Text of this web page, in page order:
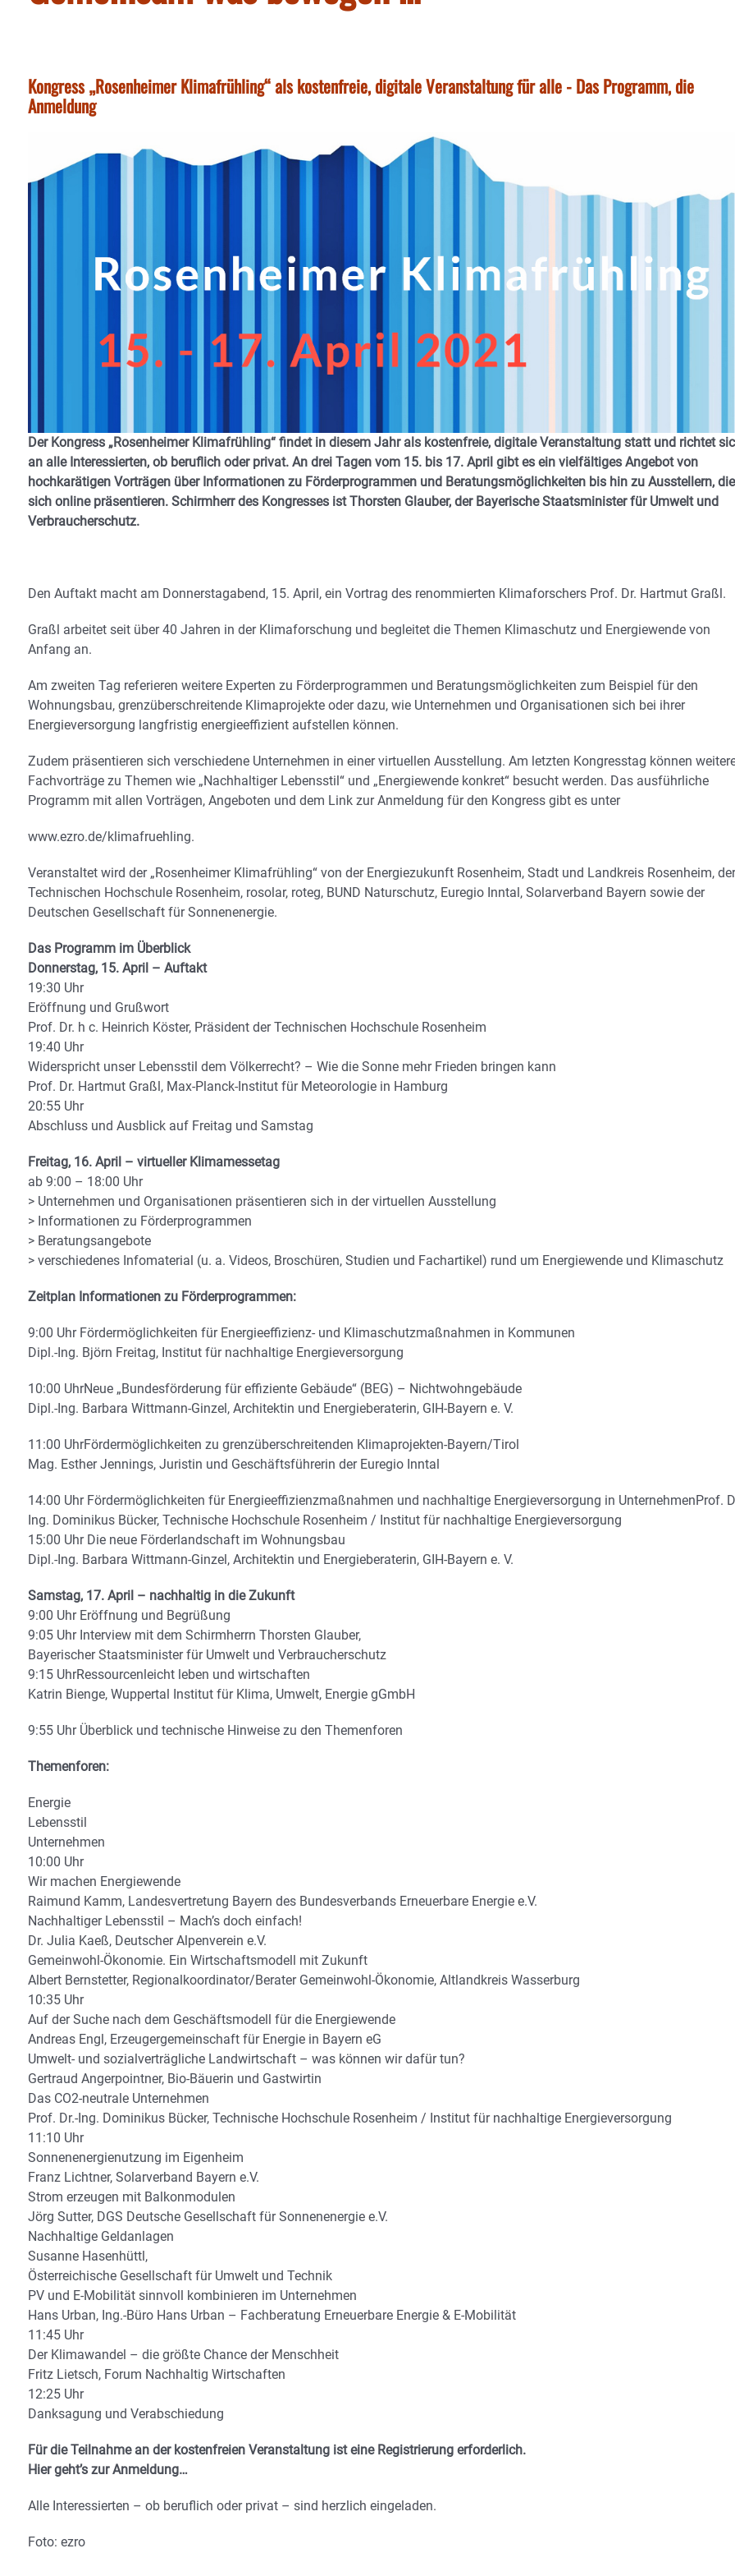
Kongress „Rosenheimer Klimafrühling“ als kostenfreie, digitale Veranstaltung für alle - Das Programm, die
Anmeldung
Der Kongress „Rosenheimer Klimafrühling“ findet in diesem Jahr als kostenfreie, digitale Veranstaltung statt und richtet
an alle Interessierten, ob beruflich oder privat. An drei Tagen vom 15. bis 17. April gibt es ein vielfältiges Angebot von
hochkarätigen Vorträgen über Informationen zu Förderprogrammen und Beratungsmöglichkeiten bis hin zu Ausstellern, die
sich online präsentieren. Schirmherr des Kongresses ist Thorsten Glauber, der Bayerische Staatsminister für Umwelt und
Verbraucherschutz.
Den Auftakt macht am Donnerstagabend, 15. April, ein Vortrag des renommierten Klimaforschers Prof. Dr. Hartmut Graßl.
Graßl arbeitet seit über 40 Jahren in der Klimaforschung und begleitet die Themen Klimaschutz und Energiewende von
Anfang an.
Am zweiten Tag referieren weitere Experten zu Förderprogrammen und Beratungsmöglichkeiten zum Beispiel für den
Wohnungsbau, grenzüberschreitende Klimaprojekte oder dazu, wie Unternehmen und Organisationen sich bei ihrer
Energieversorgung langfristig energieeffizient aufstellen können.
Zudem präsentieren sich verschiedene Unternehmen in einer virtuellen Ausstellung. Am letzten Kongresstag können
Fachvorträge zu Themen wie „Nachhaltiger Lebensstil“ und „Energiewende konkret“ besucht werden. Das ausführliche
Programm mit allen Vorträgen, Angeboten und dem Link zur Anmeldung für den Kongress gibt es unter
www.ezro.de/klimafruehling.
Veranstaltet wird der „Rosenheimer Klimafrühling“ von der Energiezukunft Rosenheim, Stadt und Landkreis Rosenheim, der
Technischen Hochschule Rosenheim, rosolar, roteg, BUND Naturschutz, Euregio Inntal, Solarverband Bayern sowie der
Deutschen Gesellschaft für Sonnenenergie.
Das Programm im Überblick
Donnerstag, 15. April – Auftakt
19:30 Uhr
Eröffnung und Grußwort
Prof. Dr. h c. Heinrich Köster, Präsident der Technischen Hochschule Rosenheim
19:40 Uhr
Widerspricht unser Lebensstil dem Völkerrecht? – Wie die Sonne mehr Frieden bringen kann
Prof. Dr. Hartmut Graßl, Max-Planck-Institut für Meteorologie in Hamburg
20:55 Uhr
Abschluss und Ausblick auf Freitag und Samstag
Freitag, 16. April – virtueller Klimamessetag
ab 9:00 – 18:00 Uhr
> Unternehmen und Organisationen präsentieren sich in der virtuellen Ausstellung
> Informationen zu Förderprogrammen
> Beratungsangebote
> verschiedenes Infomaterial (u. a. Videos, Broschüren, Studien und Fachartikel) rund um Energiewende und Klimaschutz
Zeitplan Informationen zu Förderprogrammen:
9:00 Uhr Fördermöglichkeiten für Energieeffizienz- und Klimaschutzmaßnahmen in Kommunen
Dipl.-Ing. Björn Freitag, Institut für nachhaltige Energieversorgung
10:00 UhrNeue „Bundesförderung für effiziente Gebäude“ (BEG) – Nichtwohngebäude
Dipl.-Ing. Barbara Wittmann-Ginzel, Architektin und Energieberaterin, GIH-Bayern e. V.
11:00 UhrFördermöglichkeiten zu grenzüberschreitenden Klimaprojekten-Bayern/Tirol
Mag. Esther Jennings, Juristin und Geschäftsführerin der Euregio Inntal
14:00 Uhr Fördermöglichkeiten für Energieeffizienzmaßnahmen und nachhaltige Energieversorgung in UnternehmenProf.
Ing. Dominikus Bücker, Technische Hochschule Rosenheim / Institut für nachhaltige Energieversorgung
15:00 Uhr Die neue Förderlandschaft im Wohnungsbau
Dipl.-Ing. Barbara Wittmann-Ginzel, Architektin und Energieberaterin, GIH-Bayern e. V.
Samstag, 17. April – nachhaltig in die Zukunft
9:00 Uhr Eröffnung und Begrüßung
9:05 Uhr Interview mit dem Schirmherrn Thorsten Glauber,
Bayerischer Staatsminister für Umwelt und Verbraucherschutz
9:15 UhrRessourcenleicht leben und wirtschaften
Katrin Bienge, Wuppertal Institut für Klima, Umwelt, Energie gGmbH
9:55 Uhr Überblick und technische Hinweise zu den Themenforen
Themenforen:
Energie
Lebensstil
Unternehmen
10:00 Uhr
Wir machen Energiewende
Raimund Kamm, Landesvertretung Bayern des Bundesverbands Erneuerbare Energie e.V.
Nachhaltiger Lebensstil – Mach’s doch einfach!
Dr. Julia Kaeß, Deutscher Alpenverein e.V.
Gemeinwohl-Ökonomie. Ein Wirtschaftsmodell mit Zukunft
Albert Bernstetter, Regionalkoordinator/Berater Gemeinwohl-Ökonomie, Altlandkreis Wasserburg
10:35 Uhr
Auf der Suche nach dem Geschäftsmodell für die Energiewende
Andreas Engl, Erzeugergemeinschaft für Energie in Bayern eG
Umwelt- und sozialverträgliche Landwirtschaft – was können wir dafür tun?
Gertraud Angerpointner, Bio-Bäuerin und Gastwirtin
Das CO2-neutrale Unternehmen
Prof. Dr.-Ing. Dominikus Bücker, Technische Hochschule Rosenheim / Institut für nachhaltige Energieversorgung
11:10 Uhr
Sonnenenergienutzung im Eigenheim
Franz Lichtner, Solarverband Bayern e.V.
Strom erzeugen mit Balkonmodulen
Jörg Sutter, DGS Deutsche Gesellschaft für Sonnenenergie e.V.
Nachhaltige Geldanlagen
Susanne Hasenhüttl,
Österreichische Gesellschaft für Umwelt und Technik
PV und E-Mobilität sinnvoll kombinieren im Unternehmen
Hans Urban, Ing.-Büro Hans Urban – Fachberatung Erneuerbare Energie & E-Mobilität
11:45 Uhr
Der Klimawandel – die größte Chance der Menschheit
Fritz Lietsch, Forum Nachhaltig Wirtschaften
12:25 Uhr
Danksagung und Verabschiedung
Für die Teilnahme an der kostenfreien Veranstaltung ist eine Registrierung erforderlich.
Hier geht’s zur Anmeldung…
Alle Interessierten – ob beruflich oder privat – sind herzlich eingeladen.
Foto: ezro